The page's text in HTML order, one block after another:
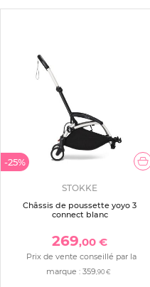
-25%
STOKKE
Châssis de poussette yoyo 3
connect blanc
269,00 €
Prix de vente conseillé par la
marque : 359 ,90 €